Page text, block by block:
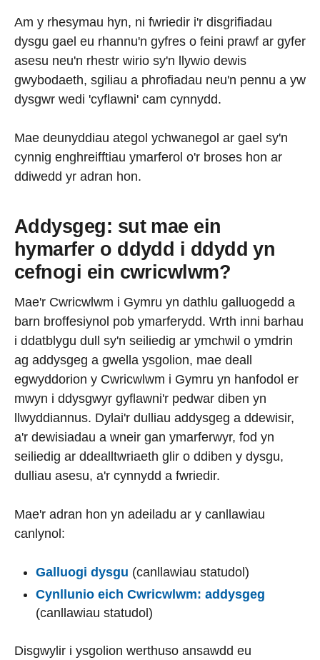
Am y rhesymau hyn, ni fwriedir i'r disgrifiadau
dysgu gael eu rhannu'n gyfres o feini prawf ar gyfer
asesu neu'n rhestr wirio sy'n llywio dewis
gwybodaeth, sgiliau a phrofiadau neu'n pennu a yw
dysgwr wedi 'cyflawni' cam cynnydd.
Mae deunyddiau ategol ychwanegol ar gael sy'n
cynnig enghreifftiau ymarferol o'r broses hon ar
ddiwedd yr adran hon.
Addysgeg: sut mae ein
hymarfer o ddydd i ddydd yn
cefnogi ein cwricwlwm?
Mae'r Cwricwlwm i Gymru yn dathlu galluogedd a
barn broffesiynol pob ymarferydd. Wrth inni barhau
i ddatblygu dull sy'n seiliedig ar ymchwil o ymdrin
ag addysgeg a gwella ysgolion, mae deall
egwyddorion y Cwricwlwm i Gymru yn hanfodol er
mwyn i ddysgwyr gyflawni'r pedwar diben yn
llwyddiannus. Dylai'r dulliau addysgeg a ddewisir,
a'r dewisiadau a wneir gan ymarferwyr, fod yn
seiliedig ar ddealltwriaeth glir o ddiben y dysgu,
dulliau asesu, a'r cynnydd a fwriedir.
Mae'r adran hon yn adeiladu ar y canllawiau
canlynol:
Galluogi dysgu (canllawiau statudol)
Cynllunio eich Cwricwlwm: addysgeg
(canllawiau statudol)
Disgwylir i ysgolion werthuso ansawdd eu